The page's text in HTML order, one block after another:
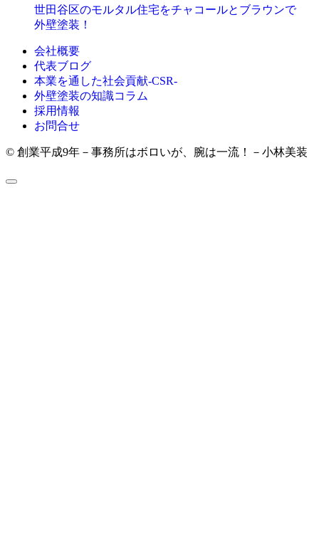
世田谷区のモルタル住宅をチャコールとブラウンで
外壁塗装！
会社概要
代表ブログ
本業を通した社会貢献-CSR-
外壁塗装の知識コラム
採用情報
お問合せ
© 創業平成9年－事務所はボロいが、腕は一流！－小林美装